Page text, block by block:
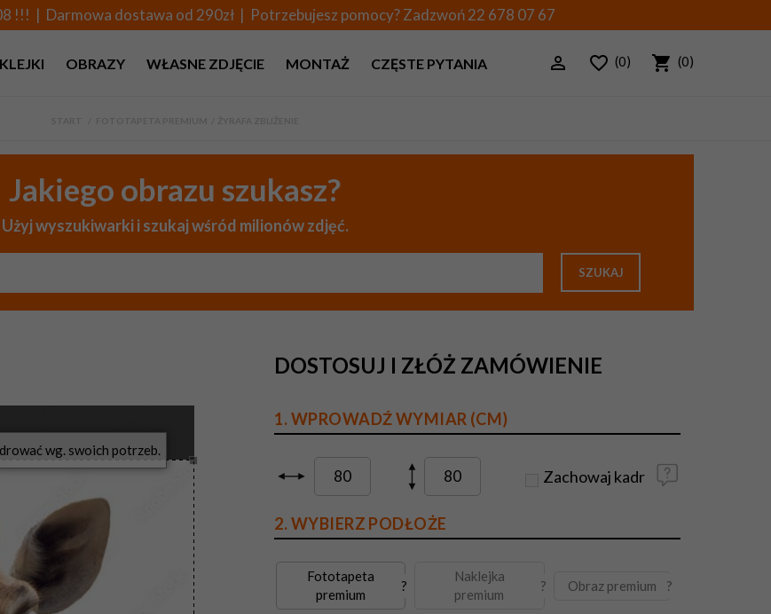
!!! | Darmowa dostawa od 290zł | Potrzebujesz pomocy? Zadzwoń22 678 07 67
OBRAZY WŁASNE ZDJĘCIE MONTAŻ CZĘSTE PYTANIA (0) (0)
Jakiego obrazu szukasz?
Użyj wyszukiwarki i szukaj wśród milionów zdjęć.
SZUKAJ
DOSTOSUJ I ZŁÓŻ ZAMÓWIENIE
1. WPROWADŹ WYMIAR (CM)
Zachowaj kadr
2. WYBIERZ PODŁOŻE
Fototapeta
premium
?
Naklejka
premium
? Obraz premium ?